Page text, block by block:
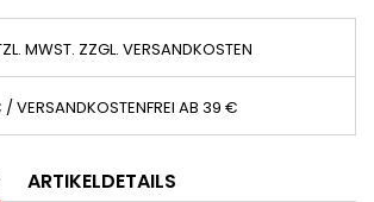
MWST. ZZGL. VERSANDKOSTEN
VERSANDKOSTENFREI AB 39 €
ARTIKELDETAILS